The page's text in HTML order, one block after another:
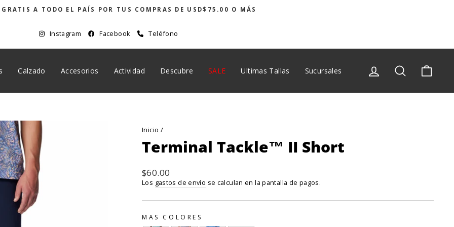
pausa
GRATIS A TODO EL PAÍS POR TUS COMPRAS DE USD$75.00 O MÁS
Instagram Facebook Teléfono
Calzado Accesorios Actividad Descubre SALE Ultimas Tallas Sucursales Ingresar Buscar
Inicio /
Terminal Tackle™ II Short
Precio
habitual
$60.00
Los gastos de envío se calculan en la pantalla de pagos.
MAS COLORES